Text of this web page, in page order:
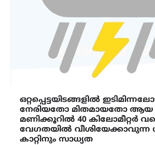
ഒറ്റപ്പെട്ടയിടങ്ങളിൽ
നേരിയതോ മിതമായതോ ആയ
മണിക്കൂറിൽ 40 കിലോമീറ്റർ
വേഗതയിൽ
കാറ്റിനും സാധ്യത